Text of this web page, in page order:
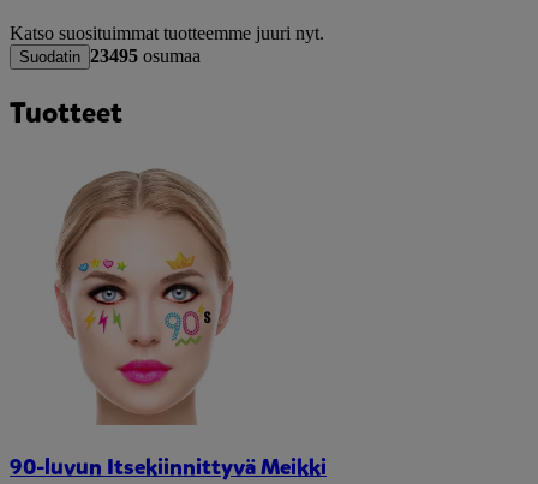
Katso suosituimmat tuotteemme juuri nyt.
Suodatin 23495 osumaa
Tuotteet
90-luvun Itsekiinnittyvä Meikki